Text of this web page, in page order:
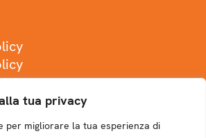
tua privacy
per migliorare la tua esperienza di